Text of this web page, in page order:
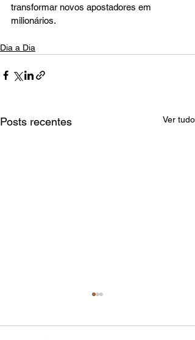
transformar novos apostadores em
milionários.
Dia a Dia
Posts recentes Ver tudo